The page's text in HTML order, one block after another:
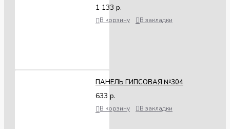
1 133 р.
В корзину В закладки
ПАНЕЛЬ ГИПСОВАЯ №304
633 р.
В корзину В закладки